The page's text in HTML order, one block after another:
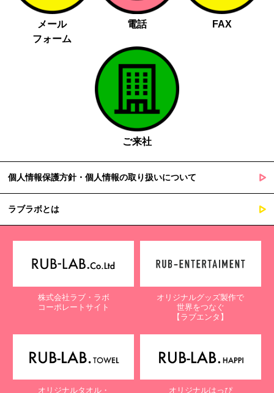
メール
フォーム
電話 FAX
ご来社
個人情報保護方針・個人情報の取り扱いについて
ラブラボとは
株式会社ラブ・ラボ
コーポレートサイト
オリジナルグッズ製作で
世界をつなぐ
【ラブエンタ】
オリジナルタオル・ オリジナルはっぴ